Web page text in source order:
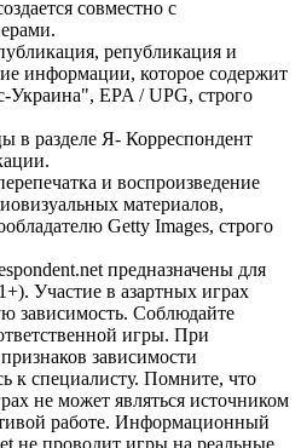
совместно с
републикация и
информации, которое содержит
Украина", EPA / UPG, строго
в разделе Я- Корреспондент
и воспроизведение
материалов,
Getty Images, строго
предназначены для
Участие в азартных играх
зависимость. Соблюдайте
игры. При
зависимости
к специалисту. Помните, что
не может являться источником
работе. Информационный